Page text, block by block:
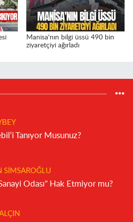
Manisa'nın bilgi üssü 490 bin
ziyaretçiyi ağırladı
Tanıyor Musunuz?
SIMSAROĞLU
Odası" Hak Etmiyor mu?